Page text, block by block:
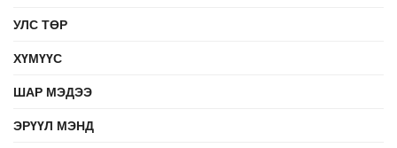
УЛС ТӨР
ХҮМҮҮС
ШАР МЭДЭЭ
ЭРҮҮЛ МЭНД